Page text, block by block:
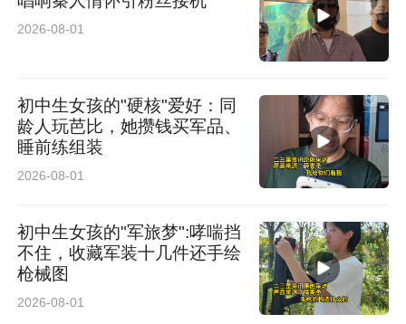
2026-08-01
初中生女孩的"硬核"爱好：同
龄人玩芭比，她攒钱买军品、
睡前练组装
2026-08-01
初中生女孩的"军旅梦":哮喘挡
不住，收藏军装十几件还手绘
枪械图
2026-08-01